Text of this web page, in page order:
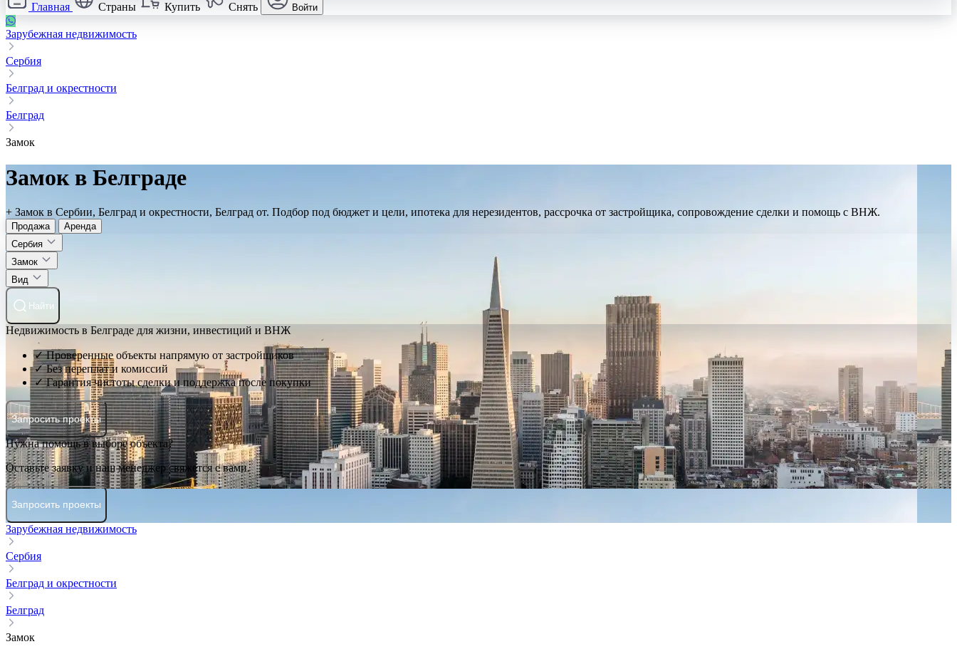
Главная Страны Купить Снять Войти
Зарубежная недвижимость
Сербия
Белград и окрестности
Белград
Замок
Замок в Белграде
+ Замок в Сербии, Белград и окрестности, Белград от. Подбор под бюджет и цели, ипотека для нерезидентов, рассрочка от застройщика, сопровождение сделки и помощь с ВНЖ.
Продажа
Аренда
Сербия
Замок
Вид
Найти
Недвижимость в Белграде для жизни, инвестиций и ВНЖ
✓ Проверенные объекты напрямую от застройщиков
✓ Без переплат и комиссий
✓ Гарантия чистоты сделки и поддержка после покупки
Запросить проекты
Нужна помощь в выборе объекта?
Оставьте заявку и наш менеджер свяжется с вами.
Запросить проекты
Зарубежная недвижимость
Сербия
Белград и окрестности
Белград
Замок